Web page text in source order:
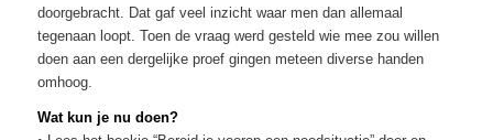
doorgebracht. Dat gaf veel inzicht waar men dan allemaal
tegenaan loopt. Toen de vraag werd gesteld wie mee zou willen
doen aan een dergelijke proef gingen meteen diverse handen
omhoog.
Wat kun je nu doen?